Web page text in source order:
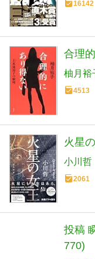
16142
合理
柚月裕
4513
火星
小川哲
2061
投稿
770)